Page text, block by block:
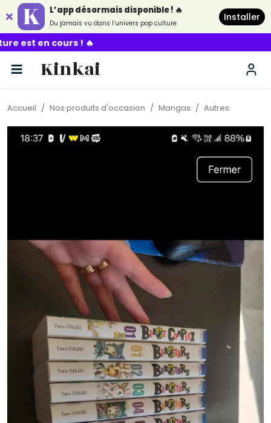
L’app désormais disponible ! 🔥
Du jamais vu dans l’univers pop culture
Installer
Kinkai
Accueil Nos produits d'occasion Mangas Autres